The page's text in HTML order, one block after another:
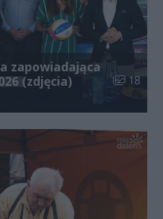
zapowiadająca
(zdjęcia)
Liczba
18